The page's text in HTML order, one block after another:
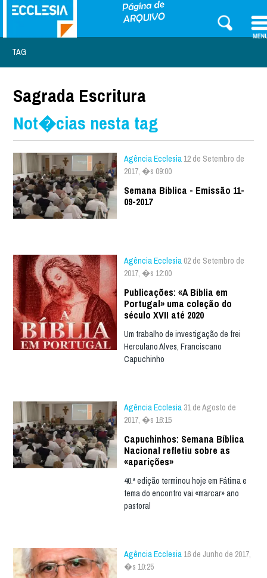
TAG
Sagrada Escritura
Not�cias nesta tag
Agência Ecclesia 12 de Setembro de
2017, �s 09:00
Semana Bíblica - Emissão 11-
09-2017
Agência Ecclesia 02 de Setembro de
2017, �s 12:00
Publicações: «A Bíblia em
Portugal» uma coleção do
século XVII até 2020
Um trabalho de investigação de frei
Herculano Alves, Franciscano
Capuchinho
Agência Ecclesia 31 de Agosto de
2017, �s 16:15
Capuchinhos: Semana Bíblica
Nacional refletiu sobre as
«aparições»
40.ª edição terminou hoje em Fátima e
tema do encontro vai «marcar» ano
pastoral
Agência Ecclesia 16 de Junho de 2017,
�s 10:25